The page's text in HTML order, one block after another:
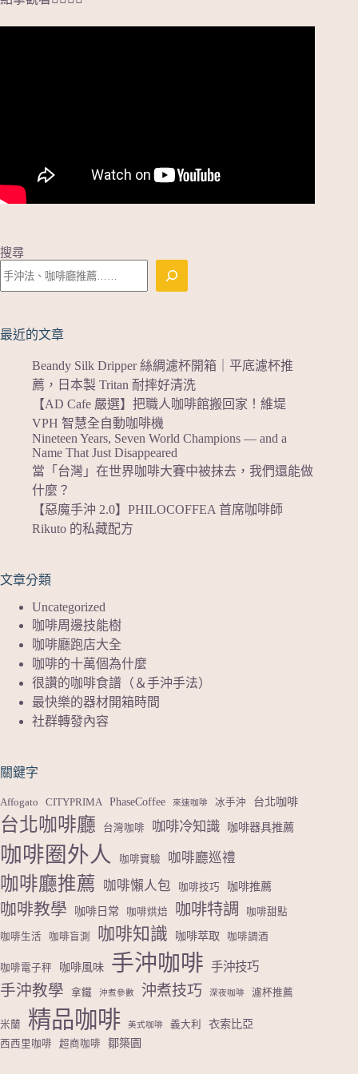
搜尋
最近的文章
Beandy Silk Dripper 絲綢濾杯開箱｜平底濾杯推
薦，日本製 Tritan 耐摔好清洗
【AD Cafe 嚴選】把職人咖啡館搬回家！維堤
VPH 智慧全自動咖啡機
Nineteen Years, Seven World Champions — and a
Name That Just Disappeared
當「台灣」在世界咖啡大賽中被抹去，我們還能做
什麼？
【惡魔手沖 2.0】PHILOCOFFEA 首席咖啡師
Rikuto 的私藏配方
文章分類
Uncategorized
咖啡周邊技能樹
咖啡廳跑店大全
咖啡的十萬個為什麼
很讚的咖啡食譜（＆手沖手法）
最快樂的器材開箱時間
社群轉發內容
關鍵字
Affogato CITYPRIMA PhaseCoffee 來速咖啡 冰手沖 台北咖啡
台北咖啡廳 台灣咖啡 咖啡冷知識 咖啡器具推薦
咖啡圈外人 咖啡實驗 咖啡廳巡禮
咖啡廳推薦 咖啡懶人包 咖啡技巧 咖啡推薦
咖啡教學 咖啡日常 咖啡烘焙 咖啡特調 咖啡甜點
咖啡生活 咖啡盲測 咖啡知識 咖啡萃取 咖啡調酒
咖啡電子秤 咖啡風味 手沖咖啡 手沖技巧
手沖教學 拿鐵 沖煮參數 沖煮技巧 深夜咖啡 濾杯推薦
米蘭 精品咖啡 美式咖啡 義大利 衣索比亞
西西里咖啡 超商咖啡 鄒築園